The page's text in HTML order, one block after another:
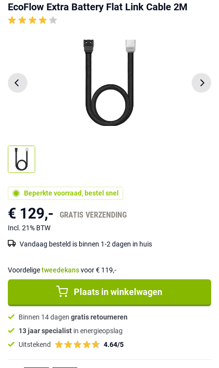
EcoFlow Extra Battery Flat Link Cable 2M
Beperkte voorraad, bestel snel
€ 129,- GRATIS VERZENDING
Incl. 21% BTW
Vandaag besteld is binnen 1-2 dagen in huis
Voordeligetweedekansvoor € 119,-
Plaats in winkelwagen
Binnen 14 dagen gratis retourneren
13 jaar specialist in energieopslag
Uitstekend
4.64/5